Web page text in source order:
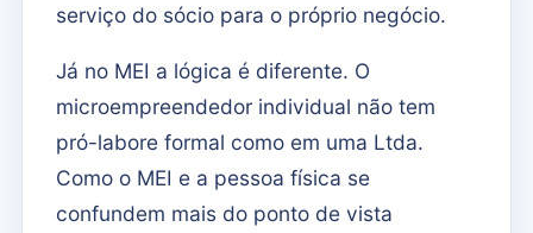
serviço do sócio para o próprio negócio.
Já no MEI a lógica é diferente. O
microempreendedor individual não tem
pró-labore formal como em uma Ltda.
Como o MEI e a pessoa física se
confundem mais do ponto de vista